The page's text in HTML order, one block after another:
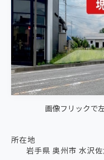
所在地
岩手県 奥州市 水沢
画像フリックで